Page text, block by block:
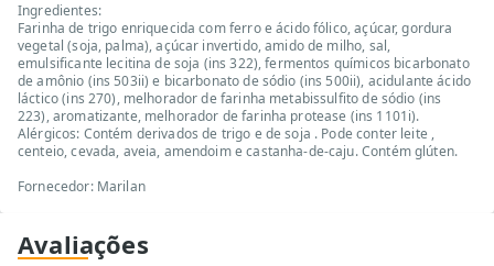
Ingredientes:
Farinha de trigo enriquecida com ferro e ácido fólico, açúcar, gordura
vegetal (soja, palma), açúcar invertido, amido de milho, sal,
emulsificante lecitina de soja (ins 322), fermentos químicos bicarbonato
de amônio (ins 503ii) e bicarbonato de sódio (ins 500ii), acidulante ácido
láctico (ins 270), melhorador de farinha metabissulfito de sódio (ins
223), aromatizante, melhorador de farinha protease (ins 1101i).
Alérgicos: Contém derivados de trigo e de soja . Pode conter leite ,
centeio, cevada, aveia, amendoim e castanha-de-caju. Contém glúten.
Fornecedor: Marilan
Avaliações